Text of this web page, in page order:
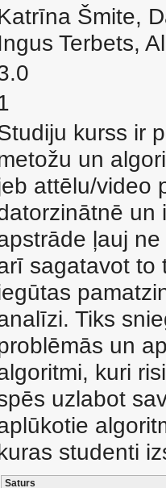
Šmite,
Terbets,
kurss ir
un
attēlu/video
un
ļauj
sagatavot to
Tiks
un
kuri
uzlabot
studenti
Saturs